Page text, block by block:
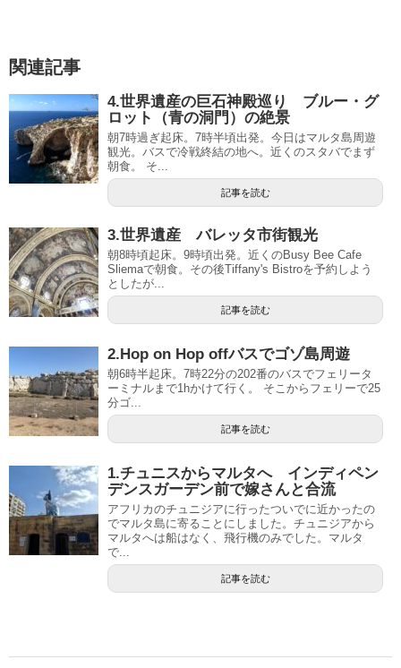
関連記事
4.世界遺産の巨石神殿巡り ブルー・グ
ロット（青の洞門）の絶景
朝7時過ぎ起床。7時半頃出発。今日はマルタ島周遊
観光。バスで冷戦終結の地へ。近くのスタバでまず
朝食。 そ...
記事を読む
3.世界遺産 バレッタ市街観光
朝8時頃起床。9時頃出発。近くのBusy Bee Cafe
Sliemaで朝食。その後Tiffany's Bistroを予約しよう
としたが...
記事を読む
2.Hop on Hop offバスでゴゾ島周遊
朝6時半起床。7時22分の202番のバスでフェリータ
ーミナルまで1hかけて行く。 そこからフェリーで25
分ゴ...
記事を読む
1.チュニスからマルタへ インディペン
デンスガーデン前で嫁さんと合流
アフリカのチュニジアに行ったついでに近かったの
でマルタ島に寄ることにしました。チュニジアから
マルタへは船はなく、飛行機のみでした。マルタ
で...
記事を読む